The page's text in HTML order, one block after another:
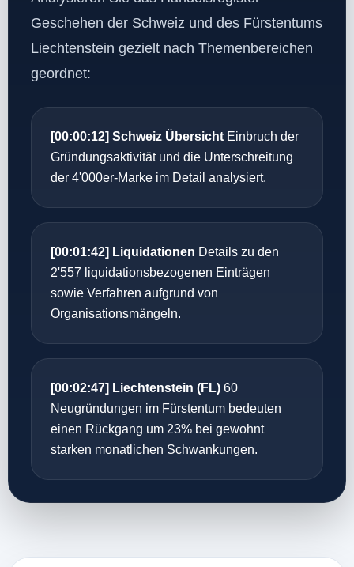
Geschehen der Schweiz und des Fürstentums
Liechtenstein gezielt nach Themenbereichen
geordnet:
[00:00:12] Schweiz Übersicht Einbruch der
Gründungsaktivität und die Unterschreitung
der 4'000er-Marke im Detail analysiert.
[00:01:42] Liquidationen Details zu den
2'557 liquidationsbezogenen Einträgen
sowie Verfahren aufgrund von
Organisationsmängeln.
[00:02:47] Liechtenstein (FL) 60
Neugründungen im Fürstentum bedeuten
einen Rückgang um 23% bei gewohnt
starken monatlichen Schwankungen.